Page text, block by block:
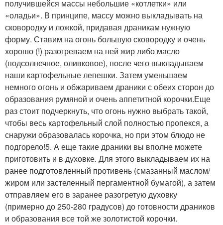
получившейся массы небольшие «котлетки» или
«оладьи». В принципе, массу можно выкладывать на
сковородку и ложкой, придавая драникам нужную
форму. Ставим на огонь большую сковородку и очень
хорошо (!) разогреваем на ней жир либо масло
(подсолнечное, оливковое), после чего выкладываем
наши картофельные лепешки. Затем уменьшаем
немного огонь и обжариваем драники с обеих сторон до
образования румяной и очень аппетитной корочки.Еще
раз стоит подчеркнуть, что огонь нужно выбрать такой,
чтобы весь картофельный слой полностью пропекся, а
снаружи образовалась корочка, но при этом блюдо не
подгорело!5. А еще такие драники вы вполне можете
приготовить и в духовке. Для этого выкладываем их на
ранее подготовленный противень (смазанный маслом/
жиром или застеленный пергаментной бумагой), а затем
отправляем его в заранее разогретую духовку
(примерно до 250-280 градусов) до готовности драников
и образования все той же золотистой корочки.